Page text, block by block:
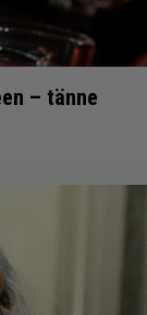
– tänne